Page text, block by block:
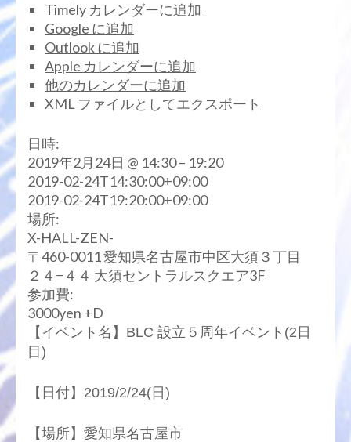
Timely カレンダーに追加
Google に追加
Outlook に追加
Apple カレンダーに追加
他のカレンダーに追加
XML ファイルとしてエクスポート
日時:
2019年2月24日 @ 14:30 – 19:20
2019-02-24T14:30:00+09:00
2019-02-24T19:20:00+09:00
場所:
X-HALL-ZEN-
〒460-0011 愛知県名古屋市中区大須３丁目
２４−４４ 大須セントラルスクエア3F
参加費:
3000yen +D
【イベント名】BLC 設立５周年イベント(2日
目)
【日付】2019/2/24(日)
【場所】愛知県名古屋市